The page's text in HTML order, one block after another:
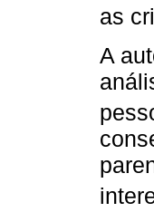
as
A